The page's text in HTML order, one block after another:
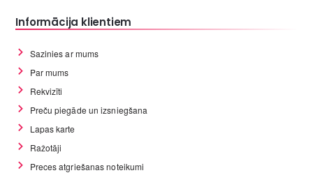
Informācija klientiem
Sazinies ar mums
Par mums
Rekvizīti
Preču piegāde un izsniegšana
Lapas karte
Ražotāji
Preces atgriešanas noteikumi